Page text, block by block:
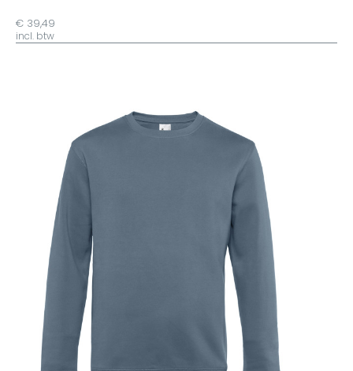
€ 39,49
incl. btw